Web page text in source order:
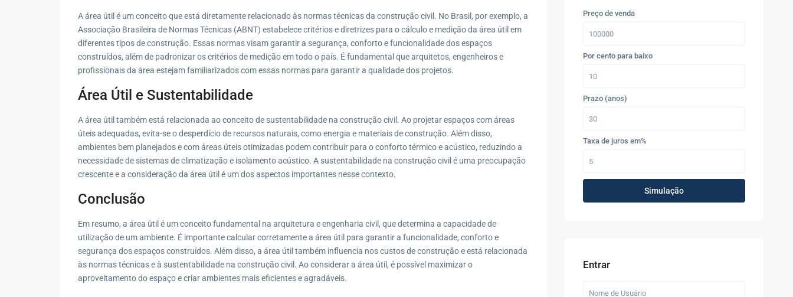
A área útil é um conceito que está diretamente relacionado às normas técnicas da construção civil. No Brasil, por exemplo, a
Associação Brasileira de Normas Técnicas (ABNT) estabelece critérios e diretrizes para o cálculo e medição da área útil em
diferentes tipos de construção. Essas normas visam garantir a segurança, conforto e funcionalidade dos espaços
construídos, além de padronizar os critérios de medição em todo o país. É fundamental que arquitetos, engenheiros e
profissionais da área estejam familiarizados com essas normas para garantir a qualidade dos projetos.
Área Útil e Sustentabilidade
A área útil também está relacionada ao conceito de sustentabilidade na construção civil. Ao projetar espaços com áreas
úteis adequadas, evita-se o desperdício de recursos naturais, como energia e materiais de construção. Além disso,
ambientes bem planejados e com áreas úteis otimizadas podem contribuir para o conforto térmico e acústico, reduzindo a
necessidade de sistemas de climatização e isolamento acústico. A sustentabilidade na construção civil é uma preocupação
crescente e a consideração da área útil é um dos aspectos importantes nesse contexto.
Conclusão
Em resumo, a área útil é um conceito fundamental na arquitetura e engenharia civil, que determina a capacidade de
utilização de um ambiente. É importante calcular corretamente a área útil para garantir a funcionalidade, conforto e
segurança dos espaços construídos. Além disso, a área útil também influencia nos custos de construção e está relacionada
às normas técnicas e à sustentabilidade na construção civil. Ao considerar a área útil, é possível maximizar o
aproveitamento do espaço e criar ambientes mais eficientes e agradáveis.
Preço de venda
Por cento para baixo
Prazo (anos)
Taxa de juros em%
Simulação
Entrar